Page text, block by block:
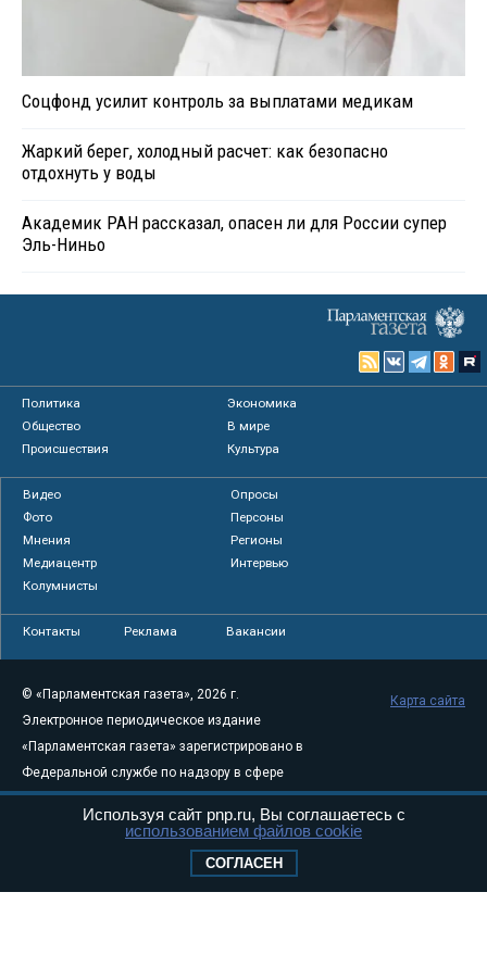
Соцфонд усилит контроль за выплатами медикам
Жаркий берег, холодный расчет: как безопасно
отдохнуть у воды
Академик РАН рассказал, опасен ли для России супер
Эль-Ниньо
Политика
Экономика
Общество
В мире
Происшествия
Культура
Видео
Опросы
Фото
Персоны
Мнения
Регионы
Медиацентр
Интервью
Колумнисты
Контакты Реклама Вакансии
© «Парламентская газета», 2026 г.
Электронное периодическое издание
«Парламентская газета» зарегистрировано в
Федеральной службе по надзору в сфере
связи, информационных технологий и
массовых коммуникаций (Роскомнадзор) 05
Свидетельство о регистрации Эл № ФС77-
Карта сайта
Используя сайт pnp.ru, Вы соглашаетесь с
использованием файлов cookie
СОГЛАСЕН